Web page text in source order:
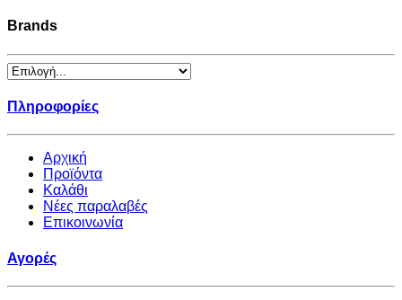
Brands
Πληροφορίες
Αρχική
Προϊόντα
Καλάθι
Νέες παραλαβές
Επικοινωνία
Αγορές